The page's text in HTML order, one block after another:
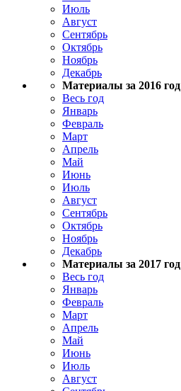
Июль
Август
Сентябрь
Октябрь
Ноябрь
Декабрь
Материалы за 2016 год
Весь год
Январь
Февраль
Март
Апрель
Май
Июнь
Июль
Август
Сентябрь
Октябрь
Ноябрь
Декабрь
Материалы за 2017 год
Весь год
Январь
Февраль
Март
Апрель
Май
Июнь
Июль
Август